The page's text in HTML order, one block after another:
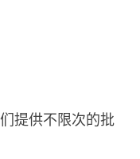
提供不限次的批